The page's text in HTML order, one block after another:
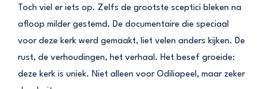
Toch viel er iets op. Zelfs de grootste sceptici bleken na
afloop milder gestemd. De documentaire die speciaal
voor deze kerk werd gemaakt, liet velen anders kijken. De
rust, de verhoudingen, het verhaal. Het besef groeide:
deze kerk is uniek. Niet alleen voor Odiliapeel, maar zeker